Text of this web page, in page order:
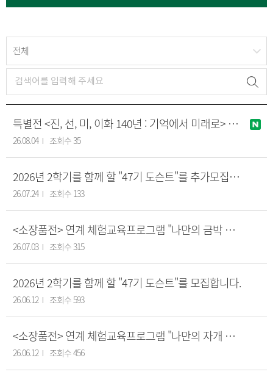
전체
특별전 <진, 선, 미, 이화 140년 : 기억에서 미래로> 연계 체험교육프로그램 "나만의 백자 컬렉션 만들기" 안내
26.08.04 조회수 35
2026년 2학기를 함께 할 "47기 도슨트"를 추가모집합니다.
26.07.24 조회수 133
<소장품전> 연계 체험교육프로그램 "나만의 금박 장식함 만들기" 안내
26.07.03 조회수 315
2026년 2학기를 함께 할 "47기 도슨트"를 모집합니다.
26.06.12 조회수 593
<소장품전> 연계 체험교육프로그램 "나만의 자개 장식 손거울 만들기" 안내
26.06.12 조회수 456